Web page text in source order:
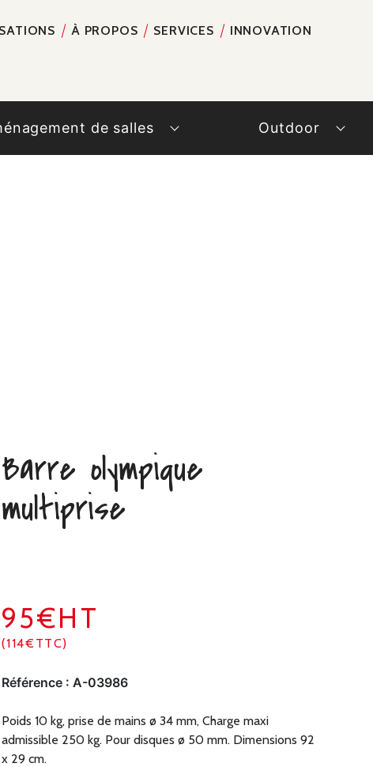
À PROPOS SERVICES INNOVATION
de salles Outdoor
Barre olympique
multiprise
95€HT
(114€TTC)
Référence : A-03986
Poids 10 kg, prise de mains ø 34 mm, Charge maxi
admissible 250 kg. Pour disques ø 50 mm. Dimensions 92
x 29 cm.